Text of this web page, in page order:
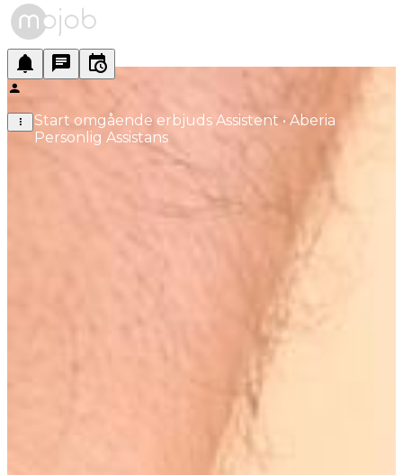
Start omgående erbjuds Assistent • Aberia
Personlig Assistans